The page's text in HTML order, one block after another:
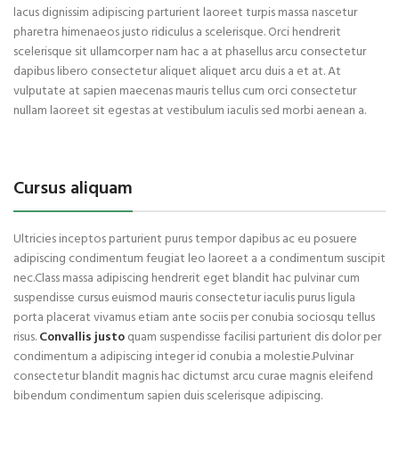
lacus dignissim adipiscing parturient laoreet turpis massa nascetur
pharetra himenaeos justo ridiculus a scelerisque. Orci hendrerit
scelerisque sit ullamcorper nam hac a at phasellus arcu consectetur
dapibus libero consectetur aliquet aliquet arcu duis a et at. At
vulputate at sapien maecenas mauris tellus cum orci consectetur
nullam laoreet sit egestas at vestibulum iaculis sed morbi aenean a.
Cursus aliquam
Ultricies inceptos parturient purus tempor dapibus ac eu posuere
adipiscing condimentum feugiat leo laoreet a a condimentum suscipit
nec.Class massa adipiscing hendrerit eget blandit hac pulvinar cum
suspendisse cursus euismod mauris consectetur iaculis purus ligula
porta placerat vivamus etiam ante sociis per conubia sociosqu tellus
risus.Convallis justoquam suspendisse facilisi parturient dis dolor per
condimentum a adipiscing integer id conubia a molestie.Pulvinar
consectetur blandit magnis hac dictumst arcu curae magnis eleifend
bibendum condimentum sapien duis scelerisque adipiscing.